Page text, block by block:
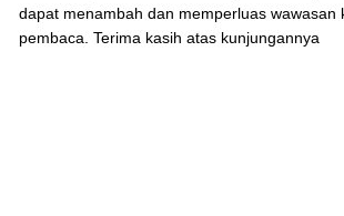
dapat menambah dan memperluas wawasan
pembaca. Terima kasih atas kunjungannya